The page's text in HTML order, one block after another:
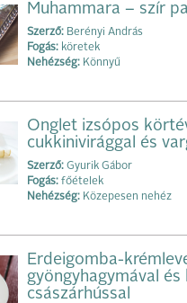
Muhammara – szír
Szerző: Berényi András
Fogás: köretek
Nehézség: Könnyű
Onglet izsópos
cukkinivirággal és
Szerző: Gyurik Gábor
Fogás: főételek
Nehézség: Közepesen nehéz
Erdeigomba-
gyöngyhagymával
császárhússal